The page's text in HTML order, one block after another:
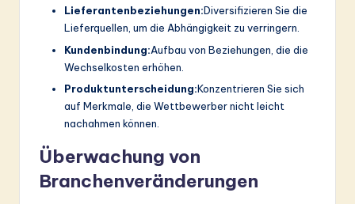
Lieferantenbeziehungen:Diversifizieren Sie die
Lieferquellen, um die Abhängigkeit zu verringern.
Kundenbindung:Aufbau von Beziehungen, die die
Wechselkosten erhöhen.
Produktunterscheidung:Konzentrieren Sie sich
auf Merkmale, die Wettbewerber nicht leicht
nachahmen können.
Überwachung von
Branchenveränderungen